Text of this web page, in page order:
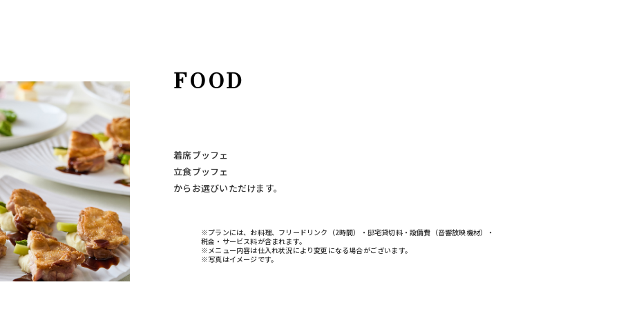
FOOD
着席ブッフェ
立食ブッフェ
からお選びいただけます。
※プランには、お料理、フリードリンク（2時間）・邸宅貸切料・設備費（音響放映機材）・
税金・サービス料が含まれます。
※メニュー内容は仕入れ状況により変更になる場合がございます。
※写真はイメージです。